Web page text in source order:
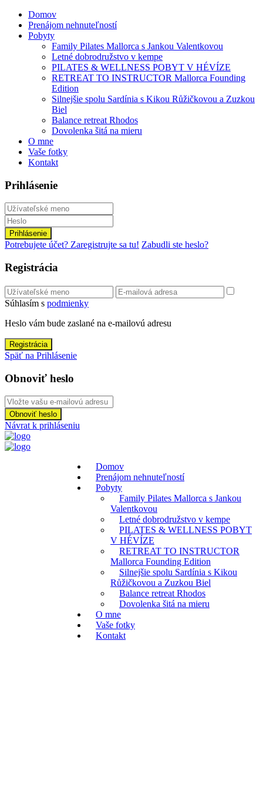
Domov
Prenájom nehnuteľností
Pobyty
Family Pilates Mallorca s Jankou Valentkovou
Letné dobrodružstvo v kempe
PILATES & WELLNESS POBYT V HÉVÍZE
RETREAT TO INSTRUCTOR Mallorca Founding
Edition
Silnejšie spolu Sardínia s Kikou Růžičkovou a Zuzkou
Biel
Balance retreat Rhodos
Dovolenka šitá na mieru
O mne
Vaše fotky
Kontakt
Prihlásenie
Prihlásenie
Potrebujete účet? Zaregistrujte sa tu! Zabudli ste heslo?
Registrácia
Súhlasím s podmienky
Heslo vám bude zaslané na e-mailovú adresu
Registrácia
Späť na Prihlásenie
Obnoviť heslo
Obnoviť heslo
Návrat k prihláseniu
Domov
Prenájom nehnuteľností
Pobyty
Family Pilates Mallorca s Jankou
Valentkovou
Letné dobrodružstvo v kempe
PILATES & WELLNESS POBYT
V HÉVÍZE
RETREAT TO INSTRUCTOR
Mallorca Founding Edition
Silnejšie spolu Sardínia s Kikou
Růžičkovou a Zuzkou Biel
Balance retreat Rhodos
Dovolenka šitá na mieru
O mne
Vaše fotky
Kontakt